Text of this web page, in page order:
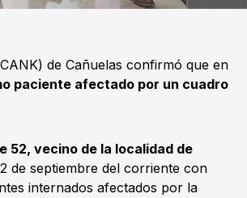
de Cañuelas confirmó que en
paciente afectado por un cuadro
52, vecino de la localidad de
de septiembre del corriente con
internados afectados por la